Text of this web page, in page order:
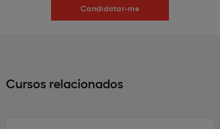
Candidatar-me
Cursos relacionados